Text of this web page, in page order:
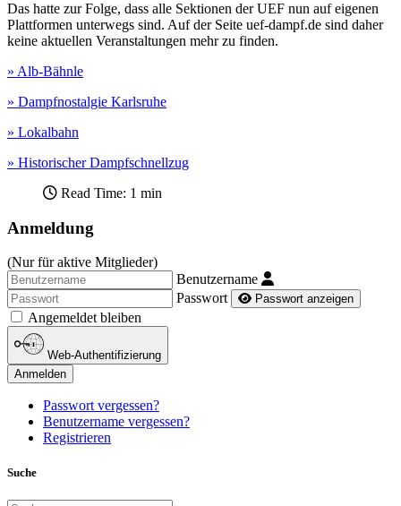
Das hatte zur Folge, dass alle Sektionen der UEF nun auf eigenen
Plattformen unterwegs sind. Auf der Seite uef-dampf.de sind daher
keine aktuellen Veranstaltungen mehr zu finden.
» Alb-Bähnle
» Dampfnostalgie Karlsruhe
» Lokalbahn
» Historischer Dampfschnellzug
Read Time: 1 min
Anmeldung
(Nur für aktive Mitglieder)
Benutzername
Passwort
Passwort anzeigen
Angemeldet bleiben
Web-Authentifizierung
Anmelden
Passwort vergessen?
Benutzername vergessen?
Registrieren
Suche